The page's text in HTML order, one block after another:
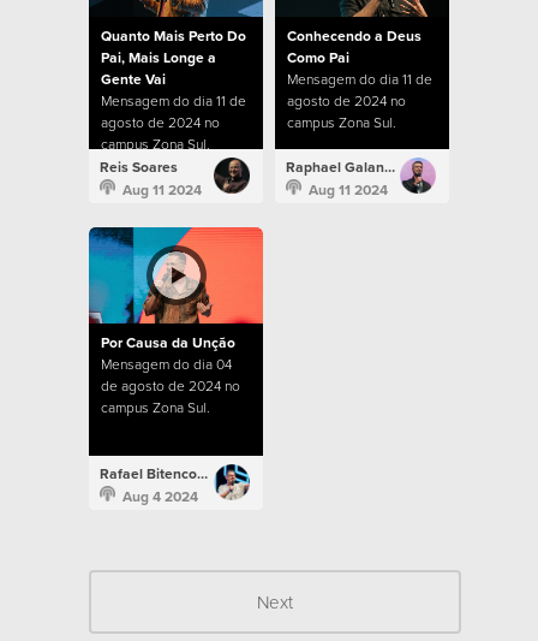
Quanto Mais Perto Do
Pai, Mais Longe a
Gente Vai
Mensagem do dia 11 de
agosto de 2024 no
campus Zona Sul.
Reis Soares
Aug 11 2024
Conhecendo a Deus
Como Pai
Mensagem do dia 11 de
agosto de 2024 no
campus Zona Sul.
Raphael Galante
Aug 11 2024
Por Causa da Unção
Mensagem do dia 04
de agosto de 2024 no
campus Zona Sul.
Rafael Bitencourt
Aug 4 2024
Next